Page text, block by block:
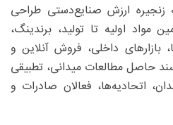
ارزش صنایع‌دستی طراحی
مواد اولیه تا تولید، برندینگ،
بازارهای داخلی، فروش آنلاین و
حاصل مطالعات میدانی، تطبیقی
اتحادیه‌ها، فعالان صادرات و